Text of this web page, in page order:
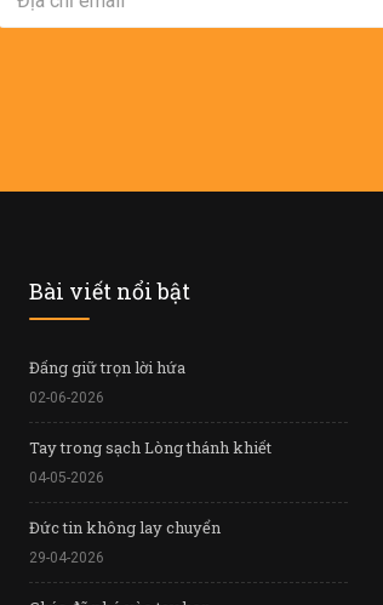
Bài viết nổi bật
Đấng giữ trọn lời hứa
02-06-2026
Tay trong sạch Lòng thánh khiết
04-05-2026
Đức tin không lay chuyển
29-04-2026